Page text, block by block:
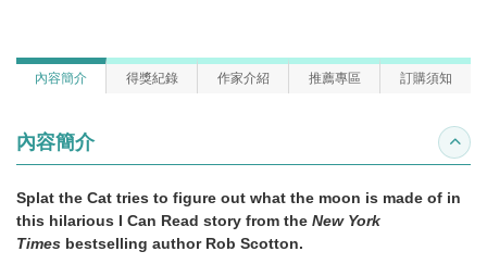
內容簡介 得獎紀錄 作家介紹 推薦專區 訂購須知
內容簡介 收合
Splat the Cat tries to figure out what the moon is made of in
this hilarious I Can Read story from the New York
Times bestselling author Rob Scotton.